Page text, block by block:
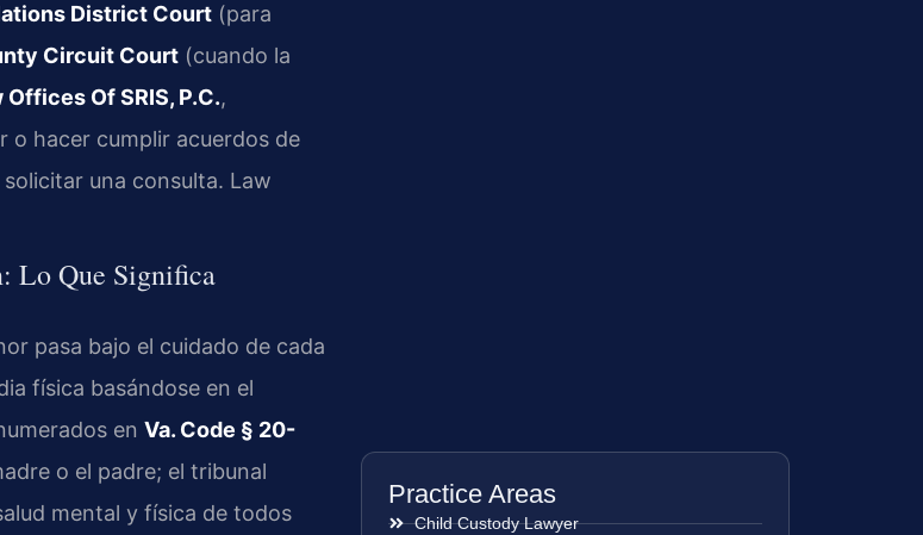
District Court (para
Circuit Court (cuando la
Offices Of SRIS, P.C.,
o hacer cumplir acuerdos de
solicitar una consulta. Law
Lo Que Significa
pasa bajo el cuidado de cada
física basándose en el
en Va. Code § 20-
o el padre; el tribunal
mental y física de todos
Practice Areas
Child Custody Lawyer